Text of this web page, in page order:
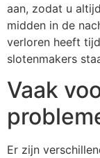
aan, zodat u
midden in de
verloren heeft
slotenmakers
Vaak
Er zijn